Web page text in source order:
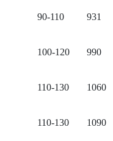
90-110 931
100-120 990
110-130 1060
110-130 1090